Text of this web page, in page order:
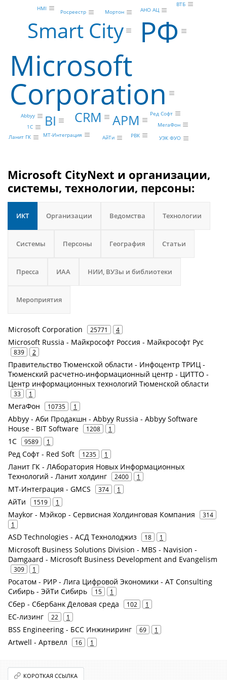
Microsoft
Corporation
РФ
Smart City
BI CRM АРМ МегаФон
Abbyy
1С
Ред Софт
Ланит ГК МТ-Интеграция АйТи РВК
ВТБ
УЭК ФУО
Мортон
Росреестр АНО АЦ
HMI
Microsoft CityNext и организации,
системы, технологии, персоны:
ИКТ Организации Ведомства Технологии
Системы Персоны География Статьи
Пресса ИАА НИИ, ВУЗы и библиотеки
Мероприятия
Microsoft Corporation 25771 4
Microsoft Russia - Майкрософт Россия - Майкрософт Рус
839 2
Правительство Тюменской области - Инфоцентр ТРИЦ -
Тюменский расчетно-информационный центр - ЦИТТО -
Центр информационных технологий Тюменской области
33 1
МегаФон 10735 1
Abbyy - Аби Продакшн - Abbyy Russia - Abbyy Software
House - BIT Software
1208 1
1С 9589 1
Ред Софт - Red Soft 1235 1
Ланит ГК - ЛАборатория Новых Информационных
Технологий - Ланит холдинг
2400 1
МТ-Интеграция - GMCS 374 1
АйТи 1519 1
Maykor - Мэйкор - Сервисная Холдинговая Компания
314
1
ASD Technologies - АСД Технолоджиз 18 1
Microsoft Business Solutions Division - MBS - Navision -
Damgaard - Microsoft Business Development and Evangelism
309 1
Росатом - РИР - Лига Цифровой Экономики - AT Consulting
Сибирь - ЭйТи Сибирь
15 1
Сбер - Сбербанк Деловая среда 102 1
ЕС-лизинг 22 1
BSS Engineering - БСС Инжиниринг 69 1
Artwell - Артвелл 16 1
КОРОТКАЯ ССЫЛКА